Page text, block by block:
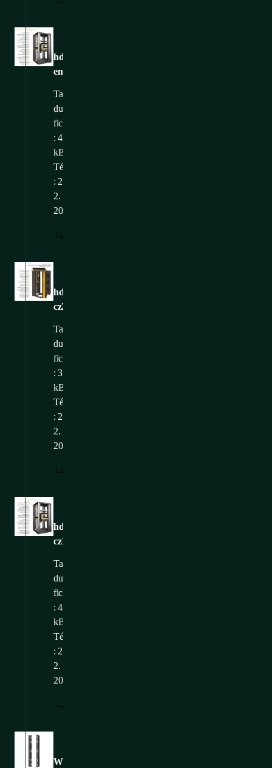
hdwm-
en1
Images
Taille
du
fichier
: 422,49
kB
Téléchargé
: 21.
2.
2025
hdwm-
cz2
Images
Taille
du
fichier
: 312,23
kB
Téléchargé
: 21.
2.
2025
hdwm-
cz1
Images
Taille
du
fichier
: 427,42
kB
Téléchargé
: 21.
2.
2025
WM-
Images